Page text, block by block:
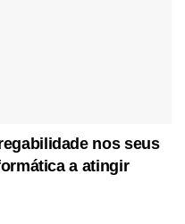
nos seus
a atingir